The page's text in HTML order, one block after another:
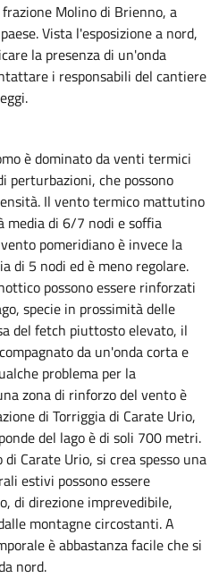
Molino di Brienno, a
Vista l'esposizione a nord,
la presenza di un'onda
i responsabili del cantiere
è dominato da venti termici
perturbazioni, che possono
Il vento termico mattutino
media di 6/7 nodi e soffia
pomeridiano è invece la
di 5 nodi ed è meno regolare.
possono essere rinforzati
specie in prossimità delle
del fetch piuttosto elevato, il
da un'onda corta e
problema per la
zona di rinforzo del vento è
di Torriggia di Carate Urio,
del lago è di soli 700 metri.
Carate Urio, si crea spesso una
estivi possono essere
di direzione imprevedibile,
montagne circostanti. A
è abbastanza facile che si
nord.